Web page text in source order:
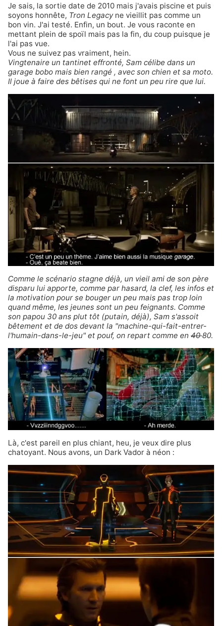
Je sais, la sortie date de 2010 mais j'avais piscine et puis
soyons honnête, Tron Legacy ne vieillit pas comme un
bon vin. J'ai testé. Enfin, un bout. Je vous raconte en
mettant plein de spoïl mais pas la fin, du coup puisque je
l'ai pas vue.
Vous ne suivez pas vraiment, hein.
Vingtenaire un tantinet effronté, Sam célibe dans un
garage bobo mais bien rangé , avec son chien et sa moto.
Il joue à faire des bêtises qui ne font un peu rire que lui.
Comme le scénario stagne déjà, un vieil ami de son père
disparu lui apporte, comme par hasard, la clef, les infos et
la motivation pour se bouger un peu mais pas trop loin
quand même, les jeunes sont un peu feignants. Comme
son papou 30 ans plut tôt (putain, déjà), Sam s'assoit
bêtement et de dos devant la "machine-qui-fait-entrer-
l'humain-dans-le-jeu" et pouf, on repart comme en 4080.
Là, c'est pareil en plus chiant, heu, je veux dire plus
chatoyant. Nous avons, un Dark Vador à néon :